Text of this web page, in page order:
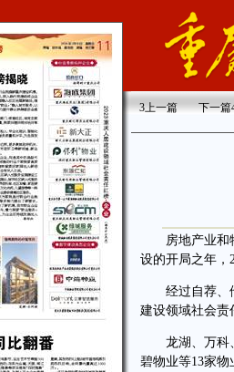
3上一篇 下一篇
房地产业和物
设的开局之年，
经过自荐、他
建设领域社会责
龙湖、万科、
碧物业等13家物